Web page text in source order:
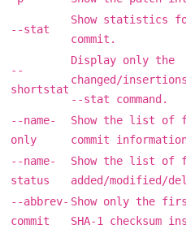
--stat
Show statistics
commit.
--
shortstat
Display only the
changed/
--stat command.
--name-
only
Show the list of
commit
--name-
status
Show the list of
added/modified/
--abbrev-
commit
Show only the
SHA-1 checksum